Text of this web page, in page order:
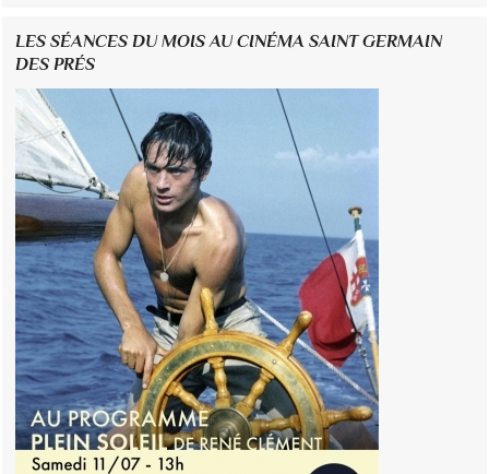
LES SÉANCES DU MOIS AU CINÉMA SAINT GERMAIN
DES PRÉS